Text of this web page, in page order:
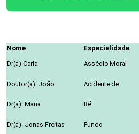
Nome Especialidade
Dr(a) Carla
Assédio Moral
Doutor(a). João
Acidente de
Dr(a). Maria
Ré
Dr(a). Jonas Freitas
Fundo